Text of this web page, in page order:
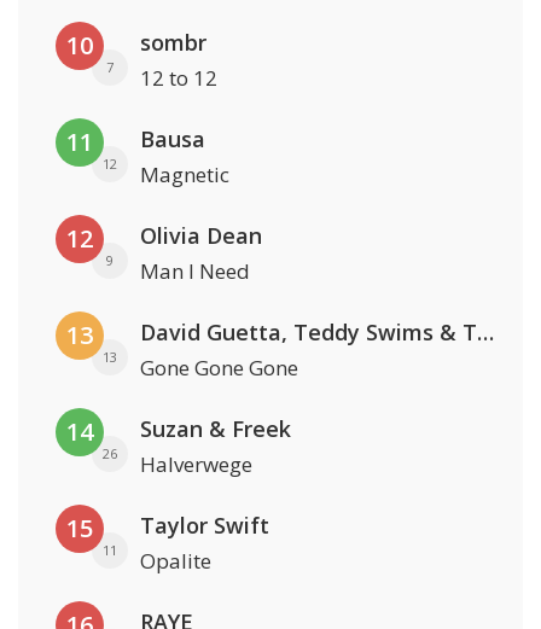
10
7
sombr
12 to 12
11
12
Bausa
Magnetic
12
9
Olivia Dean
Man I Need
13
13
David Guetta, Teddy Swims & Tones And I
Gone Gone Gone
14
26
Suzan & Freek
Halverwege
15
11
Taylor Swift
Opalite
RAYE